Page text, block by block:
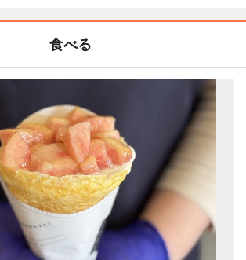
食べる